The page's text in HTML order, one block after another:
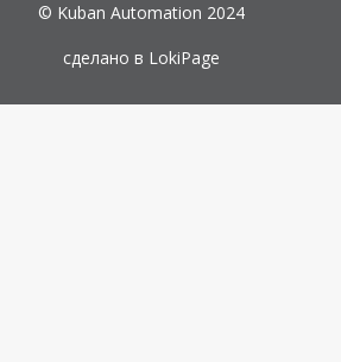
© Kuban Automation 2024
сделано в LokiPage